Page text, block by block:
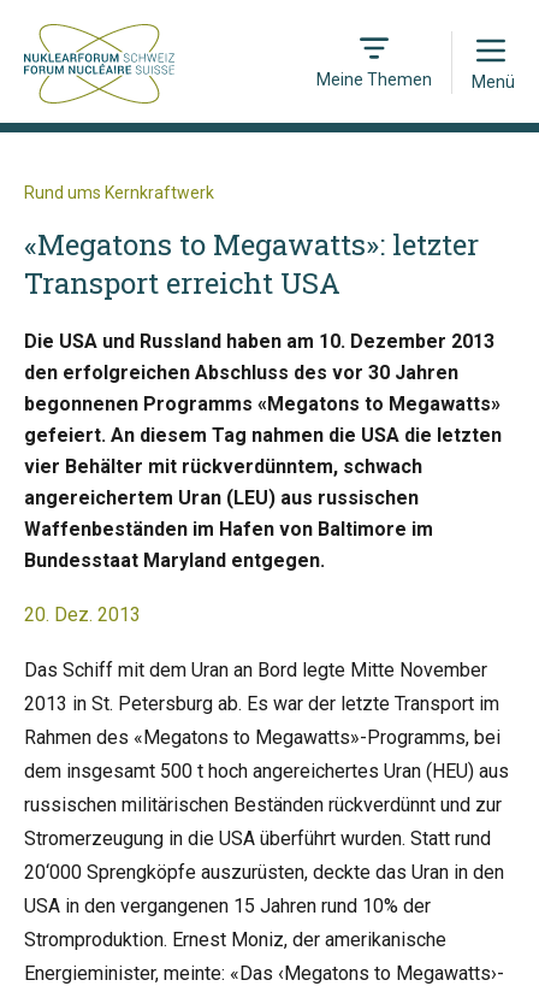
Meine Themen
Open
Menü
Rund ums Kernkraftwerk
«Megatons to Megawatts»: letzter
Transport erreicht USA
Die USA und Russland haben am 10. Dezember 2013
den erfolgreichen Abschluss des vor 30 Jahren
begonnenen Programms «Megatons to Megawatts»
gefeiert. An diesem Tag nahmen die USA die letzten
vier Behälter mit rückverdünntem, schwach
angereichertem Uran (LEU) aus russischen
Waffenbeständen im Hafen von Baltimore im
Bundesstaat Maryland entgegen.
20. Dez. 2013
Das Schiff mit dem Uran an Bord legte Mitte November
2013 in St. Petersburg ab. Es war der letzte Transport im
Rahmen des «Megatons to Megawatts»-Programms, bei
dem insgesamt 500 t hoch angereichertes Uran (HEU) aus
russischen militärischen Beständen rückverdünnt und zur
Stromerzeugung in die USA überführt wurden. Statt rund
20‘000 Sprengköpfe auszurüsten, deckte das Uran in den
USA in den vergangenen 15 Jahren rund 10% der
Stromproduktion. Ernest Moniz, der amerikanische
Energieminister, meinte: «Das ‹Megatons to Megawatts›-